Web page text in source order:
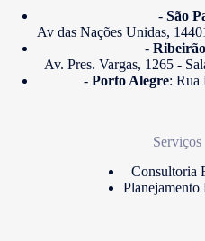
- São
Av das Nações Unidas,
-
Av. Pres. Vargas, 1265 -
-Porto Alegre: Rua
Serviços
Consultoria
Planejamento